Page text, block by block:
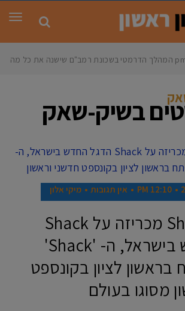
המהלך הדרמטי בשכונת רמב"ם שישנה את כל מה
בשיק-שאק
12:10 PM אין תגובות מיקי אלון
Shake Shack מכריזה על Shack
הדגל החדש בישראל, ה- 'Shack'
לציון בקונספט
מסוגו בעולם